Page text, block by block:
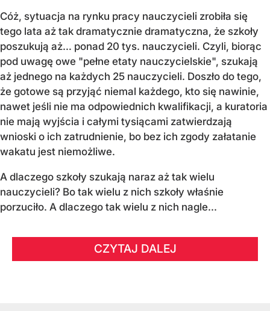
Cóż, sytuacja na rynku pracy nauczycieli zrobiła się
tego lata aż tak dramatycznie dramatyczna, że szkoły
poszukują aż… ponad 20 tys. nauczycieli. Czyli, biorąc
pod uwagę owe "pełne etaty nauczycielskie", szukają
aż jednego na każdych 25 nauczycieli. Doszło do tego,
że gotowe są przyjąć niemal każdego, kto się nawinie,
nawet jeśli nie ma odpowiednich kwalifikacji, a kuratoria
nie mają wyjścia i całymi tysiącami zatwierdzają
wnioski o ich zatrudnienie, bo bez ich zgody załatanie
wakatu jest niemożliwe.
A dlaczego szkoły szukają naraz aż tak wielu
nauczycieli? Bo tak wielu z nich szkoły właśnie
porzuciło. A dlaczego tak wielu z nich nagle...
CZYTAJ DALEJ